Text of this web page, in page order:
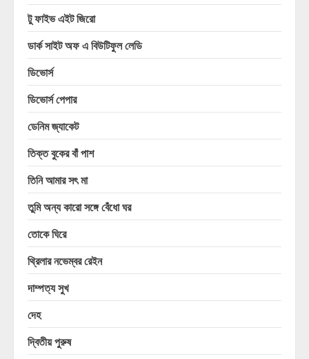
টু ফাইভ এইট জিরো
ডার্ক সাইট অফ এ বিউটিফুল লেডি
ডিভোর্স
ডিভোর্স পেপার
ডেনিম জ্যাকেট
তিক্ত বুকের বাঁ পাশ
তিনি আমার সৎ মা
তুমি অন্য কারো সঙ্গে বেঁধো ঘর
তোকে ঘিরে
থ্রিলার নভেম্বর রেইন
দাম্পত্য সুখ
দেহ
দ্বিতীয় পুরুষ